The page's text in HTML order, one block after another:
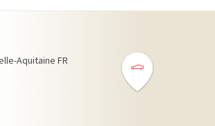
Aquitaine FR